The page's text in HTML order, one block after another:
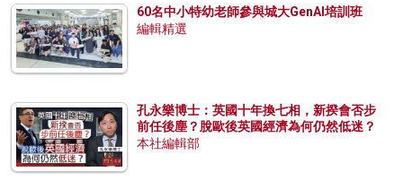
60名中小特幼老師參與城大GenAI培訓班
編輯精選
孔永樂博士：英國十年換七相，新揆會否步
前任後塵？脫歐後英國經濟為何仍然低迷？
本社編輯部